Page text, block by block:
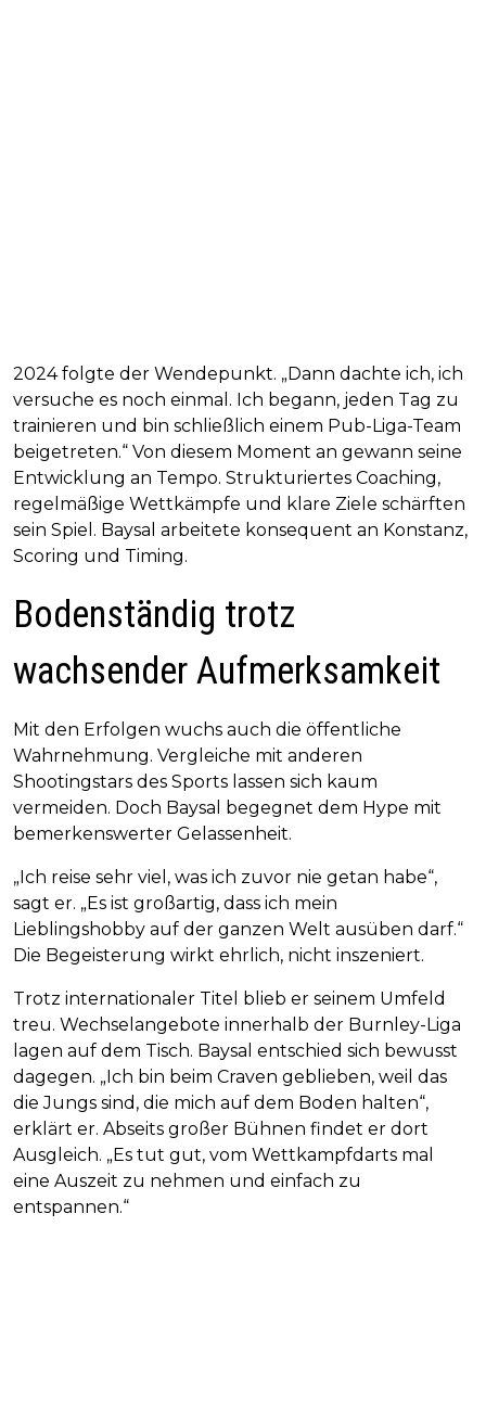
2024 folgte der Wendepunkt. „Dann dachte ich, ich
versuche es noch einmal. Ich begann, jeden Tag zu
trainieren und bin schließlich einem Pub-Liga-Team
beigetreten.“ Von diesem Moment an gewann seine
Entwicklung an Tempo. Strukturiertes Coaching,
regelmäßige Wettkämpfe und klare Ziele schärften
sein Spiel. Baysal arbeitete konsequent an Konstanz,
Scoring und Timing.
Bodenständig trotz
wachsender Aufmerksamkeit
Mit den Erfolgen wuchs auch die öffentliche
Wahrnehmung. Vergleiche mit anderen
Shootingstars des Sports lassen sich kaum
vermeiden. Doch Baysal begegnet dem Hype mit
bemerkenswerter Gelassenheit.
„Ich reise sehr viel, was ich zuvor nie getan habe“,
sagt er. „Es ist großartig, dass ich mein
Lieblingshobby auf der ganzen Welt ausüben darf.“
Die Begeisterung wirkt ehrlich, nicht inszeniert.
Trotz internationaler Titel blieb er seinem Umfeld
treu. Wechselangebote innerhalb der Burnley-Liga
lagen auf dem Tisch. Baysal entschied sich bewusst
dagegen. „Ich bin beim Craven geblieben, weil das
die Jungs sind, die mich auf dem Boden halten“,
erklärt er. Abseits großer Bühnen findet er dort
Ausgleich. „Es tut gut, vom Wettkampfdarts mal
eine Auszeit zu nehmen und einfach zu
entspannen.“